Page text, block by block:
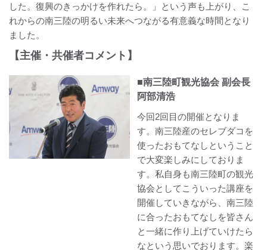
した。復興のきっかけを作れたら。」という声も上がり、こ
れからの南三陸の明るい未来へつながる有意義な時間となり
ました。
【主催・共催者コメント】
■南三陸町観光協会 副会長
阿部清浩
今回2回目の開催となりま
す。南三陸産のセレブダコを
使ったおもてなしということ
で大変楽しみにしておりま
す。私自身も南三陸町の観光
協会としてこういった講座を
開催していきながら、南三陸
に合ったおもてなしを皆さん
と一緒に作り上げていけたら
なという思いでおります。楽